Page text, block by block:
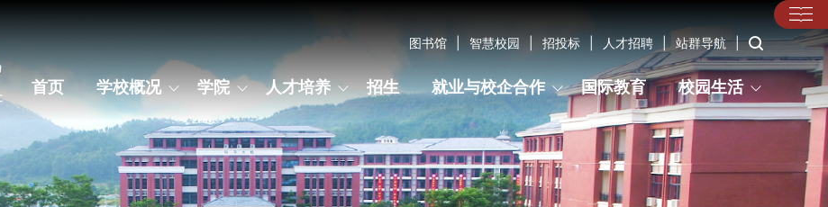
图书馆 智慧校园 招投标 人才招聘 站群导航 |
首页 学校概况 学院 人才培养 招生 就业与校企合作 国际教育 校园生活